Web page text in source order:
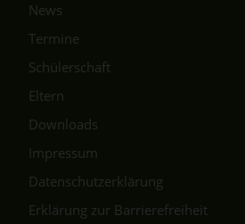
News
Termine
Schülerschaft
Eltern
Downloads
Impressum
Datenschutzerklärung
Erklärung zur Barrierefreiheit